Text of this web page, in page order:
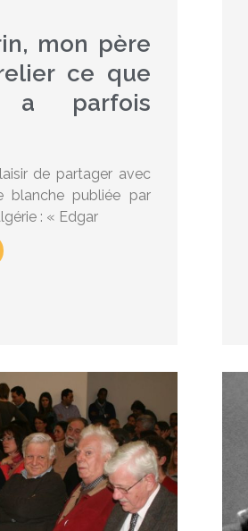
mon père
ce que
a parfois
de partager avec
blanche publiée par
: « Edgar